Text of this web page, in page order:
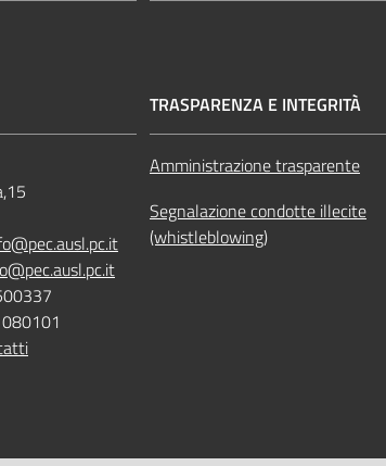
TRASPARENZA E INTEGRITÀ
Amministrazione trasparente
Segnalazione condotte illecite
(whistleblowing)